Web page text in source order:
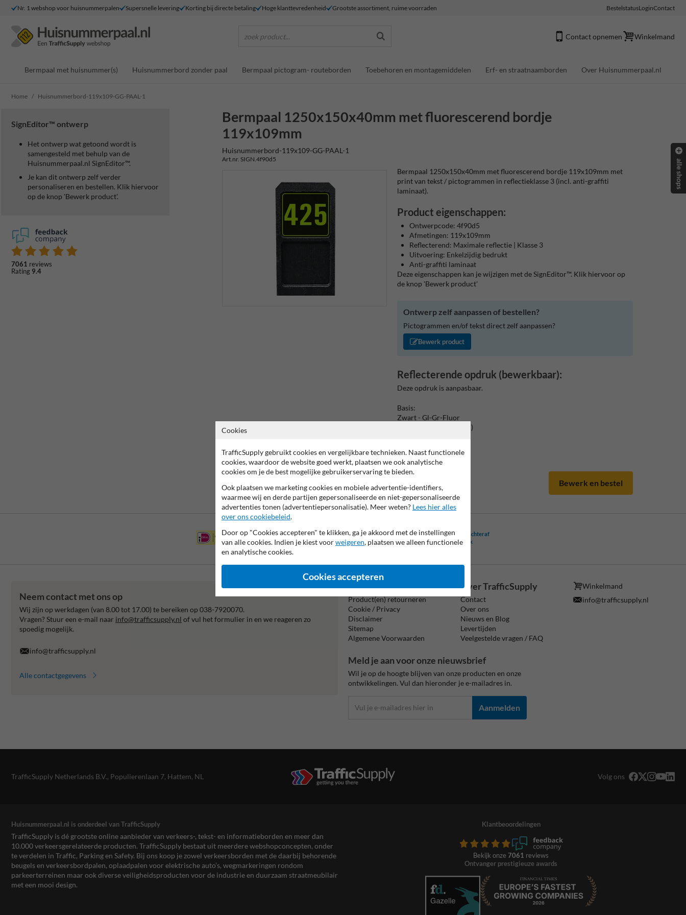
Nr. 1 webshop voor huisnummerpalen Supersnelle levering Korting bij directe betaling Hoge klanttevredenheid Grootste assortiment, ruime voorraden BestelstatusLoginContact
zoek product... Contact opnemen Winkelmand
Bermpaal met huisnummer(s) Huisnummerbord zonder paal Bermpaal pictogram- routeborden Toebehoren en montagemiddelen Erf- en straatnaamborden Over Huisnummerpaal.nl
Home Huisnummerbord-119x109-GG-PAAL-1
SignEditor™ ontwerp
Het ontwerp wat getoond wordt is
samengesteld met behulp van de
Huisnummerpaal.nl SignEditor™.
Je kan dit ontwerp zelf verder
personaliseren en bestellen. Klik hiervoor
op de knop 'Bewerk product'.
7061 reviews
Rating 9.4
Bermpaal 1250x150x40mm met fluorescerend bordje
119x109mm
Huisnummerbord-119x109-GG-PAAL-1
Art.nr. SIGN.4f90d5
Bermpaal 1250x150x40mm met fluorescerend bordje 119x109mm met
print van tekst / pictogrammen in reflectieklasse 3 (incl. anti-graffiti
laminaat).
Product eigenschappen:
Ontwerpcode: 4f90d5
Afmetingen: 119x109mm
Reflecterend: Maximale reflectie | Klasse 3
Uitvoering: Enkelzijdig bedrukt
Anti-graffiti laminaat
Deze eigenschappen kan je wijzigen met de SignEditor™. Klik hiervoor op
de knop 'Bewerk product'
Ontwerp zelf aanpassen of bestellen?
Pictogrammen en/of tekst direct zelf aanpassen?
Bewerk product
Reflecterende opdruk (bewerkbaar):
Deze opdruk is aanpasbaar.
Basis:
Zwart - Gl-Gr-Fluor
(Rand: Fluor geel/groen)
425.
Bewerk en bestel
Betaling achteraf
is mogelijk
Neem contact met ons op
Wij zijn op werkdagen (van 8.00 tot 17.00) te bereiken op 038-7920070.
Vragen? Stuur een e-mail naar info@trafficsupply.nl of vul het formulier in en we reageren zo
spoedig mogelijk.
info@trafficsupply.nl
Alle contactgegevens
Informatie
Product(en) retourneren
Cookie / Privacy
Disclaimer
Sitemap
Algemene Voorwaarden
Over TrafficSupply
Contact
Over ons
Nieuws en Blog
Levertijden
Veelgestelde vragen / FAQ
Winkelmand
info@trafficsupply.nl
Meld je aan voor onze nieuwsbrief
Wil je op de hoogte blijven van onze producten en onze
ontwikkelingen. Vul dan hieronder je e-mailadres in.
Aanmelden
TrafficSupply Netherlands B.V., Populierenlaan 7, Hattem, NL Volg ons
Huisnummerpaal.nl is onderdeel van TrafficSupply
TrafficSupply is dé grootste online aanbieder van verkeers-, tekst- en informatieborden en meer dan
10.000 verkeersgerelateerde producten. TrafficSupply bestaat uit meerdere webshopconcepten, onder
te verdelen in Traffic, Parking en Safety. Bij ons koop je zowel verkeersborden met de daarbij behorende
beugels en verkeersbordpalen, oplaadpalen voor elektrische auto’s, wegmarkeringen rondom
parkeerterreinen maar ook diverse veiligheidsproducten voor de industrie en duurzaam straatmeubilair
met een mooi design.
Klantbeoordelingen
Bekijk onze 7061 reviews
Ontvanger prestigieuze awards
alle shops
Cookies
TrafficSupply gebruikt cookies en vergelijkbare technieken. Naast functionele
cookies, waardoor de website goed werkt, plaatsen we ook analytische
cookies om je de best mogelijke gebruikerservaring te bieden.
Ook plaatsen we marketing cookies en mobiele advertentie-identifiers,
waarmee wij en derde partijen gepersonaliseerde en niet-gepersonaliseerde
advertenties tonen (advertentiepersonalisatie). Meer weten? Lees hier alles
over ons cookiebeleid.
Door op "Cookies accepteren" te klikken, ga je akkoord met de instellingen
van alle cookies. Indien je kiest voorweigeren, plaatsen we alleen functionele
en analytische cookies.
Cookies accepteren